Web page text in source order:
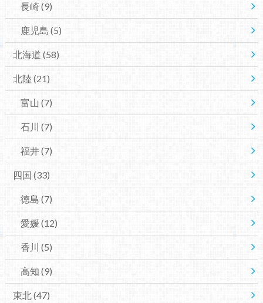
長崎(9)
鹿児島 (5)
北海道 (58)
北陸 (21)
富山 (7)
石川 (7)
福井(7)
四国 (33)
徳島 (7)
愛媛(12)
香川 (5)
高知 (9)
東北(47)